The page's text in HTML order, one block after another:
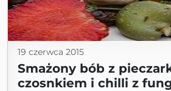
19 czerwca 2015
Smażony bób z
czosnkiem i chilli z